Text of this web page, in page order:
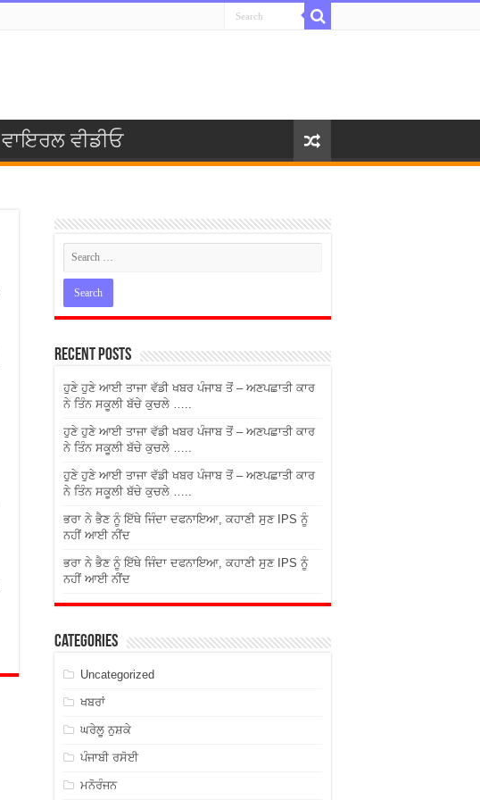
ਵਾਇਰਲ ਵੀਡੀਓ
Recent Posts
ਹੁਣੇ ਹੁਣੇ ਆਈ ਤਾਜਾ ਵੱਡੀ ਖਬਰ ਪੰਜਾਬ ਤੋਂ – ਅਣਪਛਾਤੀ ਕਾਰ
ਨੇ ਤਿੰਨ ਸਕੂਲੀ ਬੱਚੇ ਕੁਚਲੇ …..
ਹੁਣੇ ਹੁਣੇ ਆਈ ਤਾਜਾ ਵੱਡੀ ਖਬਰ ਪੰਜਾਬ ਤੋਂ – ਅਣਪਛਾਤੀ ਕਾਰ
ਨੇ ਤਿੰਨ ਸਕੂਲੀ ਬੱਚੇ ਕੁਚਲੇ …..
ਹੁਣੇ ਹੁਣੇ ਆਈ ਤਾਜਾ ਵੱਡੀ ਖਬਰ ਪੰਜਾਬ ਤੋਂ – ਅਣਪਛਾਤੀ ਕਾਰ
ਨੇ ਤਿੰਨ ਸਕੂਲੀ ਬੱਚੇ ਕੁਚਲੇ …..
ਭਰਾ ਨੇ ਭੈਣ ਨੂੰ ਇੱਥੇ ਜਿੰਦਾ ਦਫਨਾਇਆ, ਕਹਾਣੀ ਸੁਣ IPS ਨੂੰ
ਨਹੀਂ ਆਈ ਨੀਂਦ
ਭਰਾ ਨੇ ਭੈਣ ਨੂੰ ਇੱਥੇ ਜਿੰਦਾ ਦਫਨਾਇਆ, ਕਹਾਣੀ ਸੁਣ IPS ਨੂੰ
ਨਹੀਂ ਆਈ ਨੀਂਦ
Categories
Uncategorized
ਖਬਰਾਂ
ਘਰੇਲੂ ਨੁਸ਼ਕੇ
ਪੰਜਾਬੀ ਰਸੋਈ
ਮਨੋਰੰਜਨ